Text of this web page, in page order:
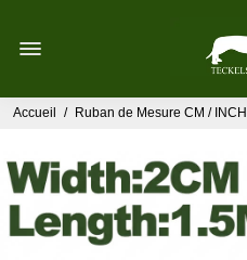
Accueil / Ruban de Mesure CM / INCH